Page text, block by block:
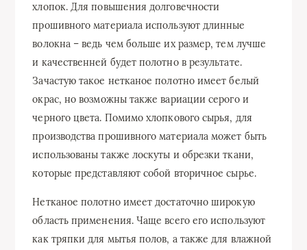
хлопок. Для повышения долговечности
прошивного материала используют длинные
волокна – ведь чем больше их размер, тем лучше
и качественней будет полотно в результате.
Зачастую такое нетканое полотно имеет белый
окрас, но возможны также вариации серого и
черного цвета. Помимо хлопкового сырья, для
производства прошивного материала может быть
использованы также лоскуты и обрезки ткани,
которые представляют собой вторичное сырье.
Нетканое полотно имеет достаточно широкую
область применения. Чаще всего его используют
как тряпки для мытья полов, а также для влажной